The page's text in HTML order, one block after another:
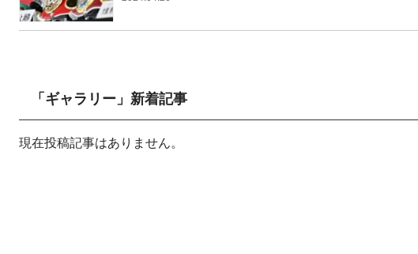
「ギャラリー」新着記事
現在投稿記事はありません。